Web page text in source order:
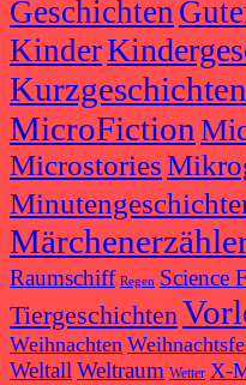
Geschichten
Kinder
Kurzgeschichten
MicroFiction
Microstories
Raumschiff Regen Science
Tiergeschichten
Weihnachten
WeltallWeltraum Wetter X-